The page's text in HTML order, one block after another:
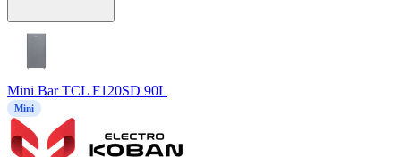
Mini Bar TCL F120SD 90L
Mini